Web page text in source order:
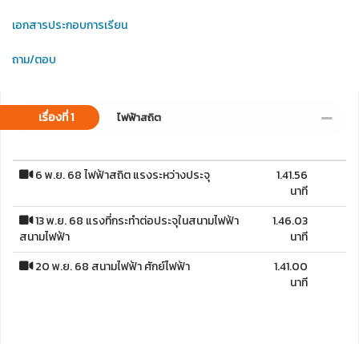
เอกสารประกอบการเรียน
ถาม/ตอบ
เรื่องที่ 1 ไฟฟ้าสถิต
6 พ.ย. 68 ไฟฟ้าสถิต แรงระหว่างประจุ
1.41.56
นาที
13 พ.ย. 68 แรงที่กระทำต่อประจุในสนามไฟฟ้า
สนามไฟฟ้า
1.46.03
นาที
20 พ.ย. 68 สนามไฟฟ้า ศักย์ไฟฟ้า
1.41.00
นาที